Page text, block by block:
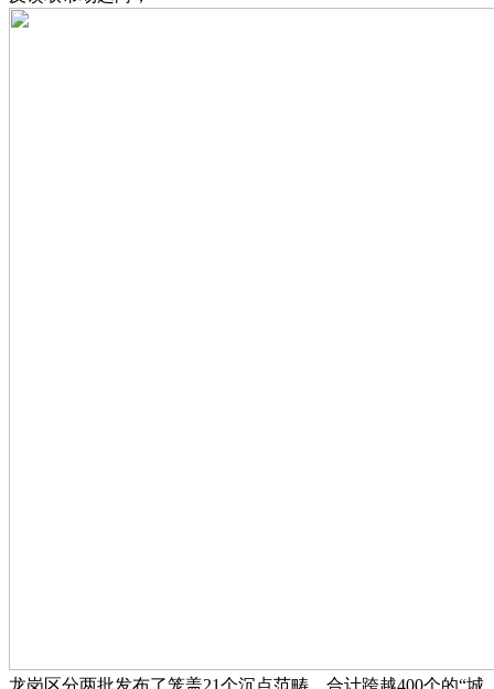
龙岗区分两批发布了笼盖21个沉点范畴、合计跨越400个的“城